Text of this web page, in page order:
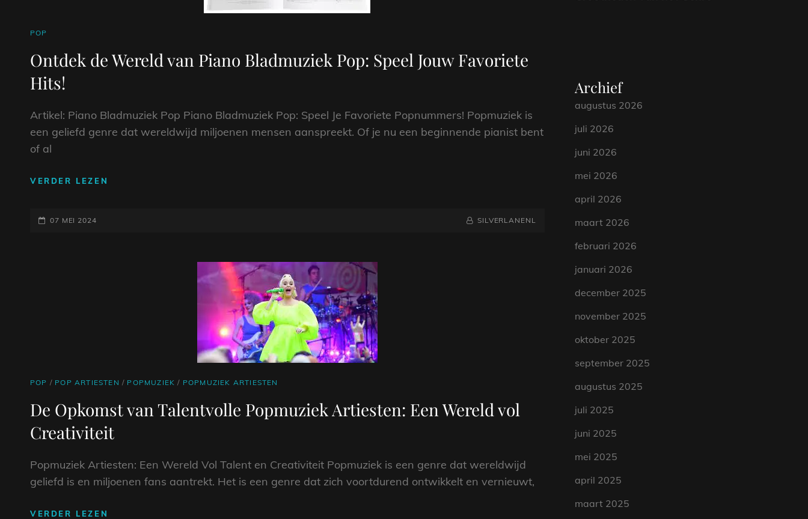
CAT
POP
Ontdek de Wereld van Piano Bladmuziek Pop: Speel Jouw Favoriete
Hits!
Artikel: Piano Bladmuziek Pop Piano Bladmuziek Pop: Speel Je Favoriete Popnummers! Popmuziek is
een geliefd genre dat wereldwijd miljoenen mensen aanspreekt. Of je nu een beginnende pianist bent
of al
VERDER LEZEN
GEPLAATST
07 MEI 2024 NAAMREGEL
BYLINE
SILVERLANENL
CAT
POP / POP ARTIESTEN / POPMUZIEK / POPMUZIEK ARTIESTEN
De Opkomst van Talentvolle Popmuziek Artiesten: Een Wereld vol
Creativiteit
Popmuziek Artiesten: Een Wereld Vol Talent en Creativiteit Popmuziek is een genre dat wereldwijd
geliefd is en miljoenen fans aantrekt. Het is een genre dat zich voortdurend ontwikkelt en vernieuwt,
VERDER LEZEN
Archief
augustus 2026
juli 2026
juni 2026
mei 2026
april 2026
maart 2026
februari 2026
januari 2026
december 2025
november 2025
oktober 2025
september 2025
augustus 2025
juli 2025
juni 2025
mei 2025
april 2025
maart 2025